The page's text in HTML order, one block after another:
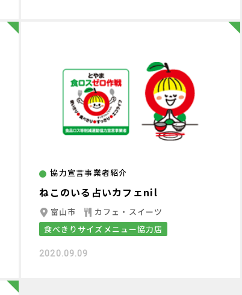
協力宣言事業者紹介
ねこのいる占いカフェnil
富山市
カフェ・スイーツ
食べきりサイズメニュー協力店
2020.09.09